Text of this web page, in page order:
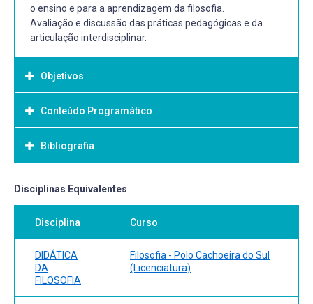
o ensino e para a aprendizagem da filosofia.
Avaliação e discussão das práticas pedagógicas e da
articulação interdisciplinar.
Objetivos
Objetivo Geral:
▪ Analisar o material didático – principalmente livros
didáticos – de filosofia para o Ensino Médio;
Filosofia;
▪ Reunir e investigar os planos de aula de Filosofia,
contextualização interdisciplinar.
Conteúdo Programático
▪ As tendências pedagógicas e sua importância no
processo de ensino-aprendizagem em Filosofia;
▪ A transposição didática de temas e questões de Ética,
Bioética Política e Cidadania;
▪ Importância e sentido da Filosofia nos Currículos da
Educação Básica;
▪ Instrumentalização para o ensino e para a
aprendizagem da filosofia;
▪ Atividades/exercício de aprofundamento;
▪ Abordagem temática X Abordagem histórica?
Bibliografia
Bibliografia Básica:
CHAUÍ, Marilena. Convite à filosofia. 5ª ed. São Paulo:
Ática, 1995. CHAUÍ, Marilena. Filosofia. Série Novo Ensino
Médio. São Paulo: Ática, 2002. CORDI, Cassiano et al. Para
filosofar. São Paulo: Scipione, 2000.
Disciplinas Equivalentes
Disciplina Curso
DIDÁTICA
DA
FILOSOFIA
Filosofia - Polo Cachoeira do Sul
(Licenciatura)